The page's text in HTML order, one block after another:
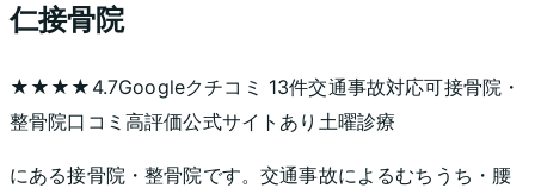
仁接骨院
★★★★ 4.7Googleクチコミ 13件交通事故対応可接骨院・
整骨院口コミ高評価公式サイトあり 土曜診療
にある接骨院・整骨院です。交通事故によるむちうち・腰